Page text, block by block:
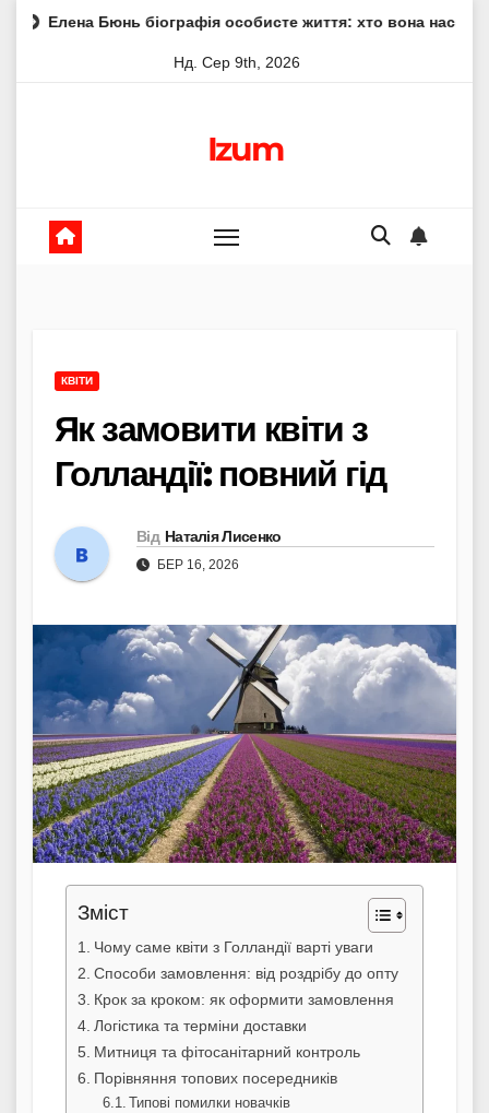
Skipбіографія особисте життя: хто вона насправді
Нд. Сер 9th, 2026
Izum
КВІТИ
Як замовити квіти з
Голландії: повний гід
Від Наталія Лисенко
БЕР 16, 2026
Зміст
Чому саме квіти з Голландії варті уваги
Способи замовлення: від роздрібу до опту
Крок за кроком: як оформити замовлення
Логістика та терміни доставки
Митниця та фітосанітарний контроль
Порівняння топових посередників
Типові помилки новачків